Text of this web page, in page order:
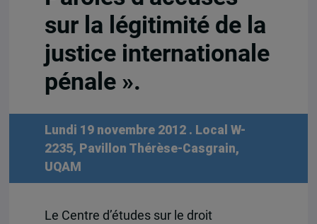
sur la légitimité de la
justice internationale
pénale ».
Lundi 19 novembre 2012 . Local W-
2235, Pavillon Thérèse-Casgrain,
UQAM
Le Centre d’études sur le droit